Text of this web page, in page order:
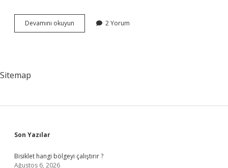
Devamını okuyun
Bebek
2 Yorum
Sitemap
Sidebar
Son Yazılar
Bisiklet hangi bölgeyi çalıştırır ?
Ağustos 6, 2026